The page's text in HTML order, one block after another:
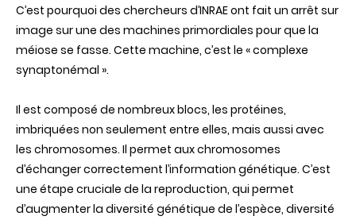
C’est pourquoi des chercheurs d’INRAE ont fait un arrêt sur
image sur une des machines primordiales pour que la
méiose se fasse. Cette machine, c’est le «complexe
synaptonémal ».
Il est composé de nombreux blocs, les protéines,
imbriquées non seulement entre elles, mais aussi avec
les chromosomes. Il permet aux chromosomes
d’échanger correctement l’information génétique. C’est
une étape cruciale de la reproduction, qui permet
d’augmenter la diversité génétique de l’espèce, diversité